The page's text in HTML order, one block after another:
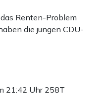
Renten-Problem
die jungen CDU-
21:42 Uhr 258T